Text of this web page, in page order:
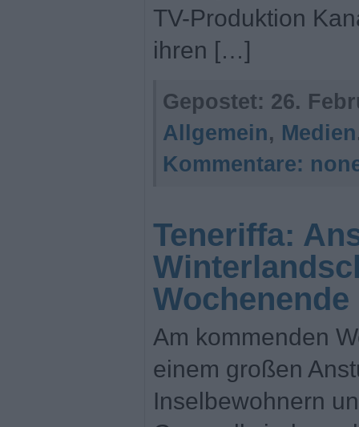
TV-Produktion
ihren […]
Gepostet: 26.
Allgemein, Medien
Kommentare:
Teneriffa:
Wochenende
Am kommenden
einem großen
Inselbewohnern